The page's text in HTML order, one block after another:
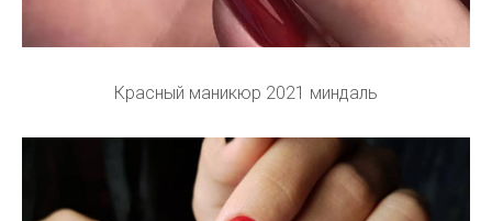
Красный маникюр 2021 миндаль